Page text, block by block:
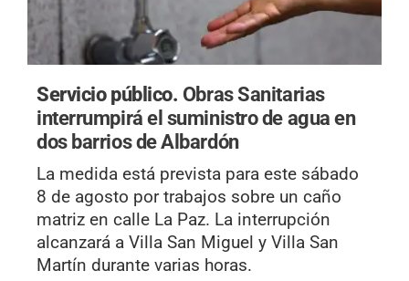
Servicio público. Obras Sanitarias
interrumpirá el suministro de agua en
dos barrios de Albardón
La medida está prevista para este sábado
8 de agosto por trabajos sobre un caño
matriz en calle La Paz. La interrupción
alcanzará a Villa San Miguel y Villa San
Martín durante varias horas.